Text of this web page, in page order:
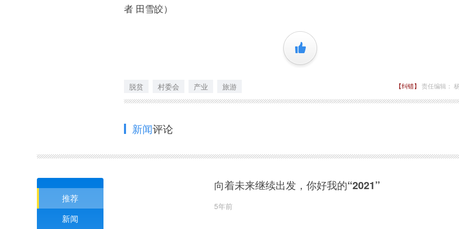
者 田雪皎）
+1
脱贫 村委会 产业 旅游 【纠错】 责任编辑：
新闻评论
推荐
新闻
向着未来继续出发，你好我的“2021”
5年前